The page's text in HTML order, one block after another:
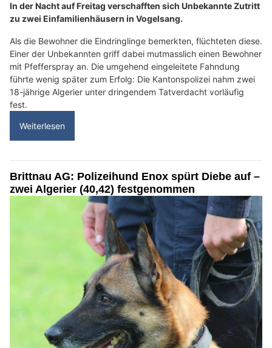
In der Nacht auf Freitag verschafften sich Unbekannte Zutritt
zu zwei Einfamilienhäusern in Vogelsang.
Als die Bewohner die Eindringlinge bemerkten, flüchteten diese.
Einer der Unbekannten griff dabei mutmasslich einen Bewohner
mit Pfefferspray an. Die umgehend eingeleitete Fahndung
führte wenig später zum Erfolg: Die Kantonspolizei nahm zwei
18-jährige Algerier unter dringendem Tatverdacht vorläufig
fest.
Weiterlesen
Brittnau AG: Polizeihund Enox spürt Diebe auf –
zwei Algerier (40,42) festgenommen